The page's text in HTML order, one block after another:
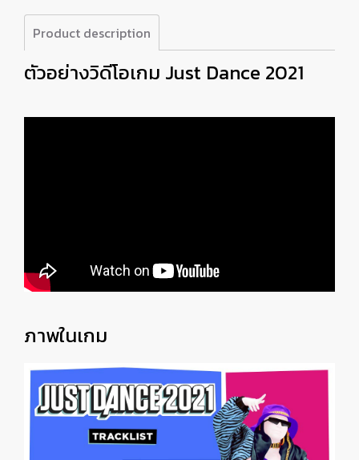
Product description
ตัวอย่างวิดีโอเกม Just Dance 2021
ภาพในเกม